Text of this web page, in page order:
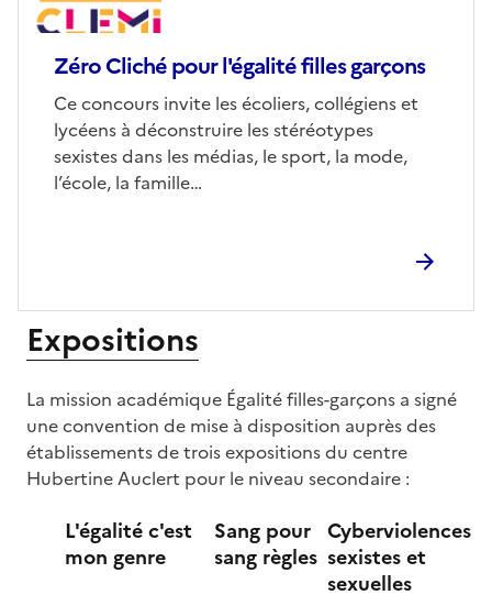
Zéro Cliché pour l'égalité filles garçons
Corps
Ce concours invite les écoliers, collégiens et
lycéens à déconstruire les stéréotypes
sexistes dans les médias, le sport, la mode,
l’école, la famille…
S'abonner à Accordéon
Expositions
La mission académique Égalité filles-garçons a signé
une convention de mise à disposition auprès des
établissements de trois expositions du centre
Hubertine Auclert pour le niveau secondaire :
L'égalité c'est
mon genre
Sang pour
sang règles
Cyberviolences
sexistes et
sexuelles